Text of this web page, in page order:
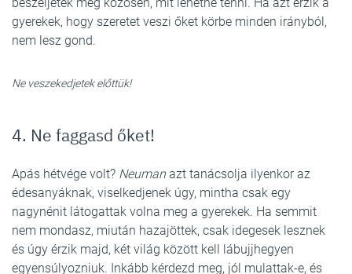
gyerekek, hogy szeretet veszi őket körbe minden irányból,
nem lesz gond.
Ne veszekedjetek előttük!
4. Ne faggasd őket!
Apás hétvége volt? Neuman azt tanácsolja ilyenkor az
édesanyáknak, viselkedjenek úgy, mintha csak egy
nagynénit látogattak volna meg a gyerekek. Ha semmit
nem mondasz, miután hazajöttek, csak idegesek lesznek
és úgy érzik majd, két világ között kell lábujjhegyen
egyensúlyozniuk. Inkább kérdezd meg, jól mulattak-e, és